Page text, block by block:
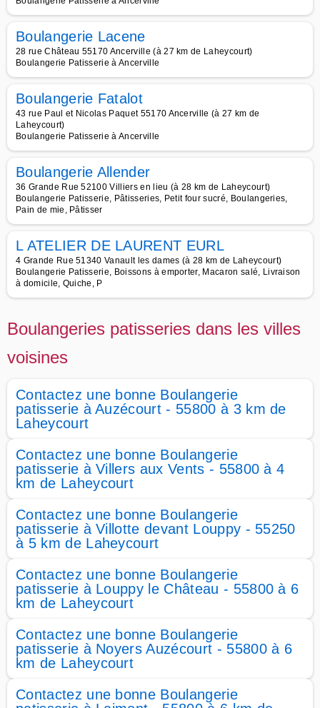
Boulangerie Lacene
28 rue Château 55170 Ancerville (à 27 km de Laheycourt)
Boulangerie Patisserie à Ancerville
Boulangerie Fatalot
43 rue Paul et Nicolas Paquet 55170 Ancerville (à 27 km de
Laheycourt)
Boulangerie Patisserie à Ancerville
Boulangerie Allender
36 Grande Rue 52100 Villiers en lieu (à 28 km de Laheycourt)
Boulangerie Patisserie, Pâtisseries, Petit four sucré, Boulangeries,
Pain de mie, Pâtisser
L ATELIER DE LAURENT EURL
4 Grande Rue 51340 Vanault les dames (à 28 km de Laheycourt)
Boulangerie Patisserie, Boissons à emporter, Macaron salé, Livraison
à domicile, Quiche, P
Boulangeries patisseries dans les villes
voisines
Contactez une bonne Boulangerie
patisserie à Auzécourt - 55800 à 3 km de
Laheycourt
Contactez une bonne Boulangerie
patisserie à Villers aux Vents - 55800 à 4
km de Laheycourt
Contactez une bonne Boulangerie
patisserie à Villotte devant Louppy - 55250
à 5 km de Laheycourt
Contactez une bonne Boulangerie
patisserie à Louppy le Château - 55800 à 6
km de Laheycourt
Contactez une bonne Boulangerie
patisserie à Noyers Auzécourt - 55800 à 6
km de Laheycourt
Contactez une bonne Boulangerie